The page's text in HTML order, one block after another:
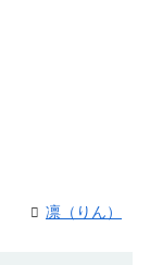
凛（りん）